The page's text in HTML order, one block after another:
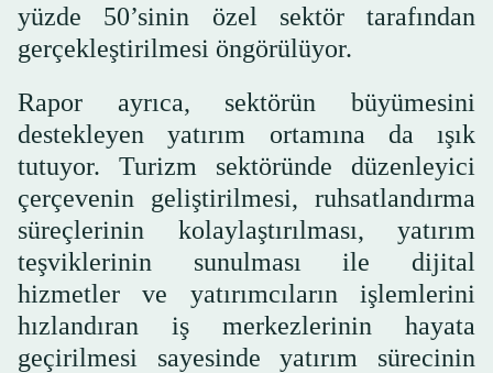
yüzde 50’sinin özel sektör tarafından
gerçekleştirilmesi öngörülüyor.
Rapor ayrıca, sektörün büyümesini
destekleyen yatırım ortamına da ışık
tutuyor. Turizm sektöründe düzenleyici
çerçevenin geliştirilmesi, ruhsatlandırma
süreçlerinin kolaylaştırılması, yatırım
teşviklerinin sunulması ile dijital
hizmetler ve yatırımcıların işlemlerini
hızlandıran iş merkezlerinin hayata
geçirilmesi sayesinde yatırım sürecinin